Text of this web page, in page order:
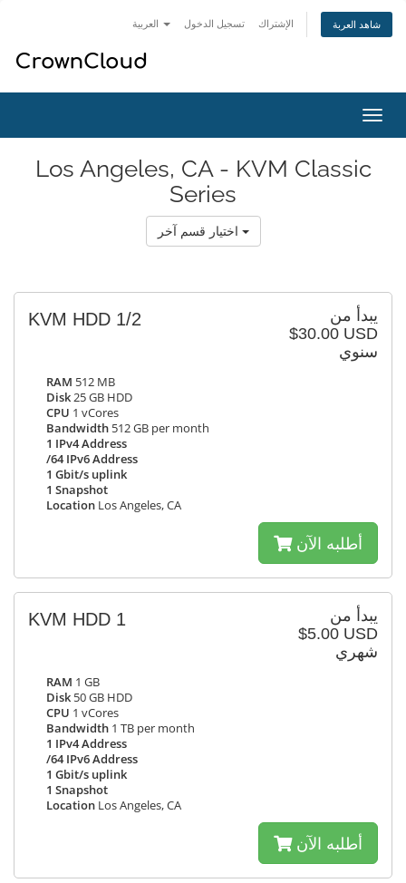
تسجيل الدخول الإشتراك شاهد العربة
تبديل
التنقل
Los Angeles, CA - KVM Classic
Series
يبدأ من
$30.00 USD
سنوي
KVM HDD 1/2
RAM 512 MB
Disk25 GB HDD
CPU 1 vCores
Bandwidth 512 GB per month
1 IPv4 Address
/64 IPv6 Address
1 Gbit/s uplink
1 Snapshot
Location Los Angeles, CA
أطلبه الآن
يبدأ من
$5.00 USD
شهري
KVM HDD 1
RAM 1 GB
Disk 50 GB HDD
CPU 1 vCores
Bandwidth 1 TB per month
1 IPv4 Address
/64 IPv6 Address
1 Gbit/s uplink
1 Snapshot
Location Los Angeles, CA
أطلبه الآن